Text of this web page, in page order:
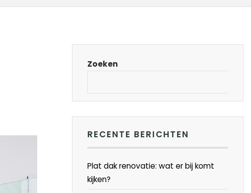
Zoeken
RECENTE BERICHTEN
Plat dak renovatie: wat er bij komt
kijken?